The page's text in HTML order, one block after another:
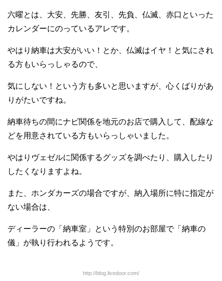
六曜とは、大安、先勝、友引、先負、仏滅、赤口といった
カレンダーにのっているアレです。
やはり納車は大安がいい！とか、仏滅はイヤ！と気にされ
る方もいらっしゃるので、
気にしない！という方も多いと思いますが、心くばりがあ
りがたいですね。
納車待ちの間にナビ関係を地元のお店で購入して、配線な
どを用意されている方もいらっしゃいました。
やはりヴェゼルに関係するグッズを調べたり、購入したり
したくなりますよね。
また、ホンダカーズの場合ですが、納入場所に特に指定が
ない場合は、
ディーラーの「納車室」という特別のお部屋で「納車の
儀」が執り行われるようです。
http://blog.livedoor.com/